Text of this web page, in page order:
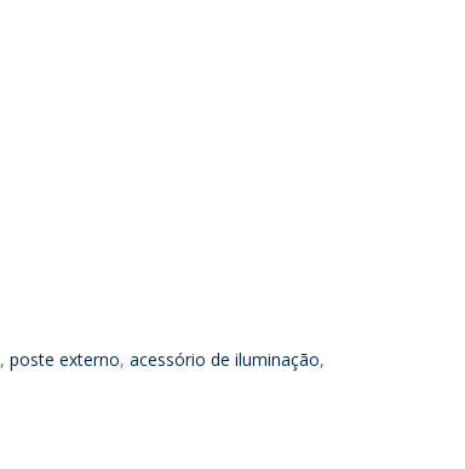
, poste externo, acessório de iluminação,